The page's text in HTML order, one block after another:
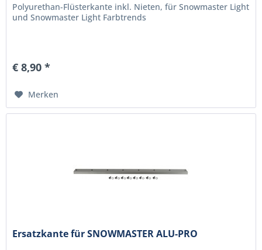
Polyurethan-Flüsterkante inkl. Nieten, für Snowmaster Light
und Snowmaster Light Farbtrends
€ 8,90 *
Merken
Ersatzkante für SNOWMASTER ALU-PRO